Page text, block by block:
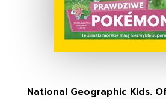
National Geographic Kids.